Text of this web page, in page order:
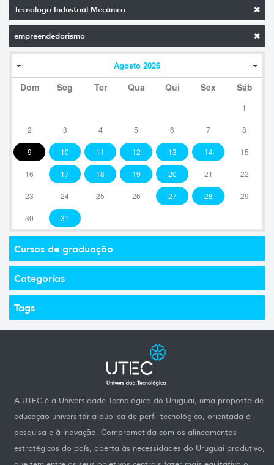
Tecnólogo Industrial Mecânico
empreendedorismo
Agosto 2026
Dom Seg Ter Qua Qui Sex Sáb
1
2 3 4 5 6 7 8
9 10 11 12 13 14 15
16 17 18 19 20 21 22
23 24 25 26 27 28 29
30 31
Cursos de graduação
Categorías
Tags
A UTEC é a Universidade Tecnológica do Uruguai, uma proposta de
educação universitária pública de perfil tecnológico, orientada à
pesquisa e à inovação. Comprometida com os alineamentos
estratégicos do país, aberta às necessidades do Uruguai produtivo,